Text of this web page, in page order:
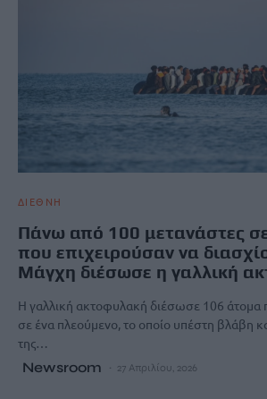
ΔΙΕΘΝΗ
Πάνω από 100 μετανάστες
που επιχειρούσαν να
Μάγχη διέσωσε η γαλλική
Η γαλλική ακτοφυλακή διέσωσε 106 άτομα
σε ένα πλεούμενο, το οποίο υπέστη βλάβη
της…
Newsroom 27 Απριλίου, 2026